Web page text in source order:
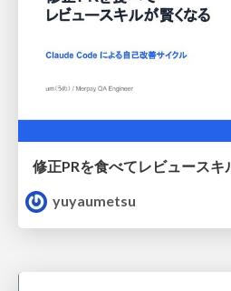
yuyaumetsu